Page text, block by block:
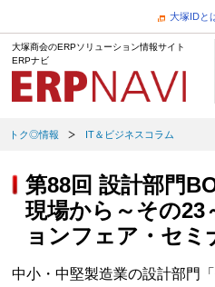
大塚IDと
大塚商会のERPソリューション情報サイト
ERPナビ
トク◎情報 IT＆ビジネスコラム
第88回 設計部門
現場から～その23
ョンフェア・セミ
中小・中堅製造業の設計部門